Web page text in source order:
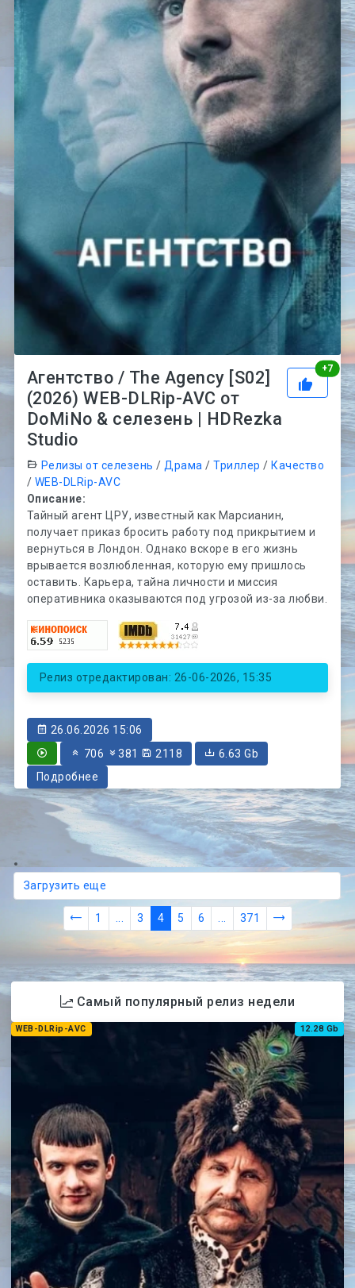
+7
Агентство / The Agency [S02]
(2026) WEB-DLRip-AVC от
DoMiNo & селезень | HDRezka
Studio
Релизы от селезень /Драма /Триллер / Качество
/ WEB-DLRip-AVC
Описание:
Тайный агент ЦРУ, известный как Марсианин,
получает приказ бросить работу под прикрытием и
вернуться в Лондон. Однако вскоре в его жизнь
врывается возлюбленная, которую ему пришлось
оставить. Карьера, тайна личности и миссия
оперативника оказываются под угрозой из-за любви.
Релиз отредактирован: 26-06-2026, 15:35
26.06.2026 15:06
706
381 2118
6.63 Gb
Подробнее
Загрузить еще
1 ... 3 4 5 6 ... 371
Самый популярный релиз недели
WEB-DLRip-AVC 12.28 Gb